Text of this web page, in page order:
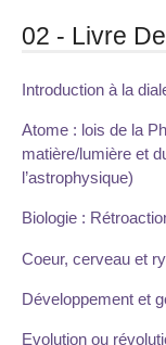
02 - Livre
Introduction à la
Atome : lois de la
matière/lumière et
l’astrophysique)
Biologie :
Coeur, cerveau et
Développement et
Evolution ou